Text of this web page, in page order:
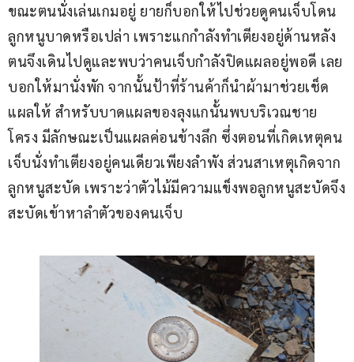
ขณะตนนั่งเล่นเกมอยู่ ยายก็บอกให้ไปช่วยดูคนเจ็บโดน
ลูกหนูบาดหรือเปล่า เพราะแกกำลังทำเตียงอยู่ด้านหลัง
ตนจึงเดินไปดูและพบว่าคนเจ็บกำลังปิดแผลอยู่พอดี เลย
บอกให้มานั่งพัก จากนั้นป้าที่ร้านค้าก็นำผ้ามาช่วยเช็ด
แผลให้ สำหรับบาดแผลของลุงแกนั้นพบบริเวณชาย
โครง มีลักษณะเป็นแผลค่อนข้างลึก ซึ่งตอนที่เกิดเหตุคน
เจ็บนั่งทำเตียงอยู่คนเดียวเพียงลำพัง ส่วนสาเหตุเกิดจาก
ลูกหนูสะบัด เพราะว่าตัวไม้มีความแข็งพอลูกหนูสะบัดจึง
สะบัดเข้าหาลำตัวของคนเจ็บ